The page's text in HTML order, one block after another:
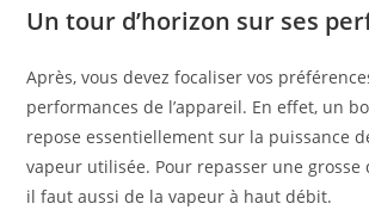
Un tour d’horizon sur ses
Après, vous devez focaliser vos
performances de l’appareil. En effet, un
repose essentiellement sur la puissance
vapeur utilisée. Pour repasser une
il faut aussi de la vapeur à haut débit.